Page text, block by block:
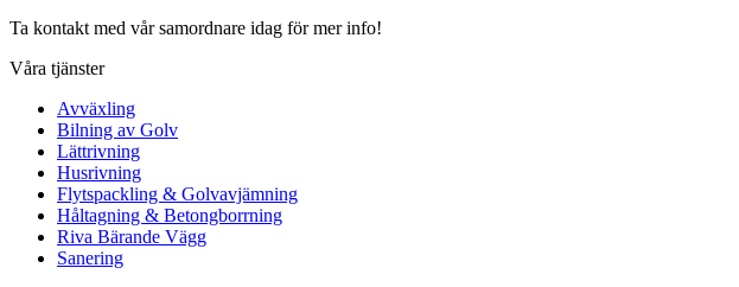
Ta kontakt med vår samordnare idag för mer info!
Våra tjänster
Avväxling
Bilning av Golv
Lättrivning
Husrivning
Flytspackling & Golvavjämning
Håltagning & Betongborrning
Riva Bärande Vägg
Sanering